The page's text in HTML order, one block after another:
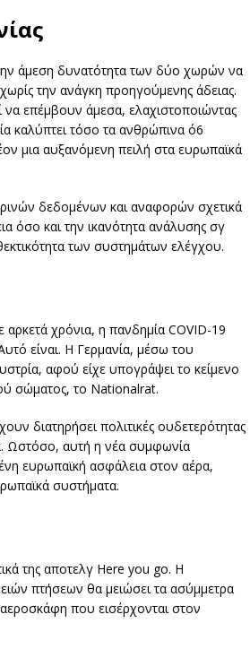
άμεση δυνατότητα των δύο χωρών να
την ανάγκη προηγούμενης άδειας.
επέμβουν άμεσα, ελαχιστοποιώντας
καλύπτει τόσο τα ανθρώπινα ό6
μια αυξανόμενη πειλή στα ευρωπαϊκά
δεδομένων και αναφορών σχετικά
όσο και την ικανότητα ανάλυσης σγ
των συστημάτων ελέγχου.
αρκετά χρόνια, η πανδημία COVID-19
είναι. Η Γερμανία, μέσω του
αφού είχε υπογράψει το κείμενο
σώματος, το Nationalrat.
διατηρήσει πολιτικές ουδετερότητας
Ωστόσο, αυτή η νέα συμφωνία
ευρωπαϊκή ασφάλεια στον αέρα,
συστήματα.
της αποτελγ Here you go. Η
πτήσεων θα μειώσει τα ασύμμετρα
που εισέρχονται στον